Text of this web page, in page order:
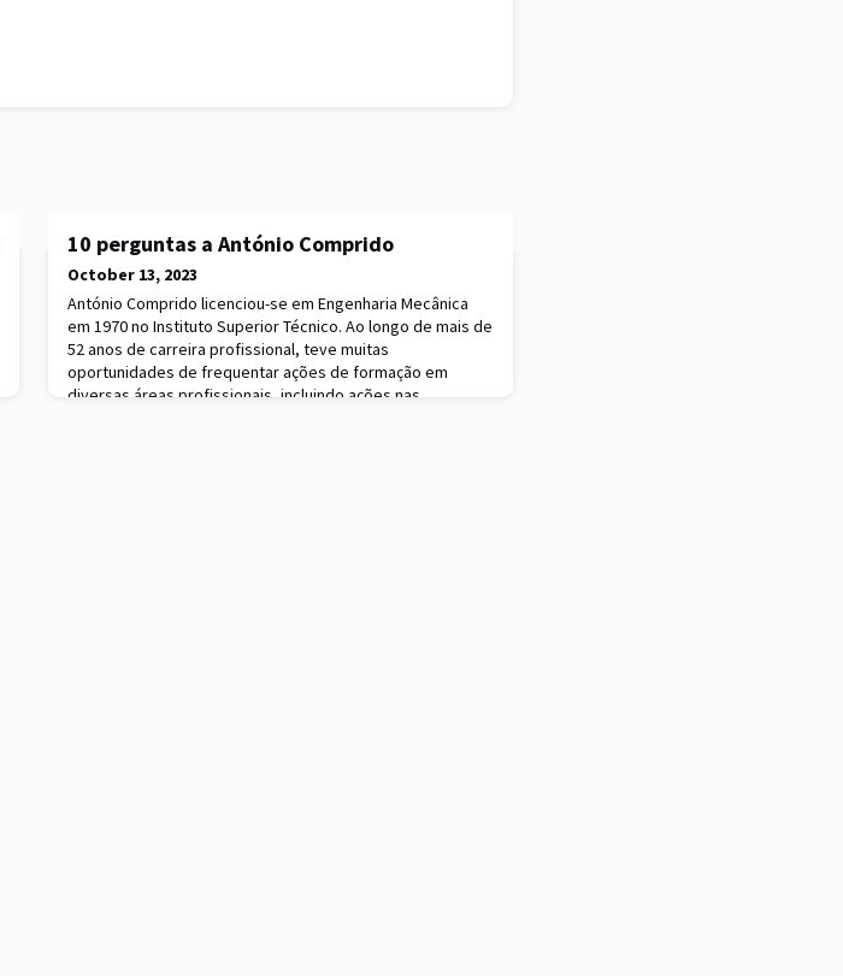
10 perguntas a António Comprido
October 13, 2023
António Comprido licenciou-se em Engenharia Mecânica
em 1970 no Instituto Superior Técnico. Ao longo de mais de
52 anos de carreira profissional, teve muitas
oportunidades de frequentar ações de formação em
diversas áreas profissionais, incluindo ações nas